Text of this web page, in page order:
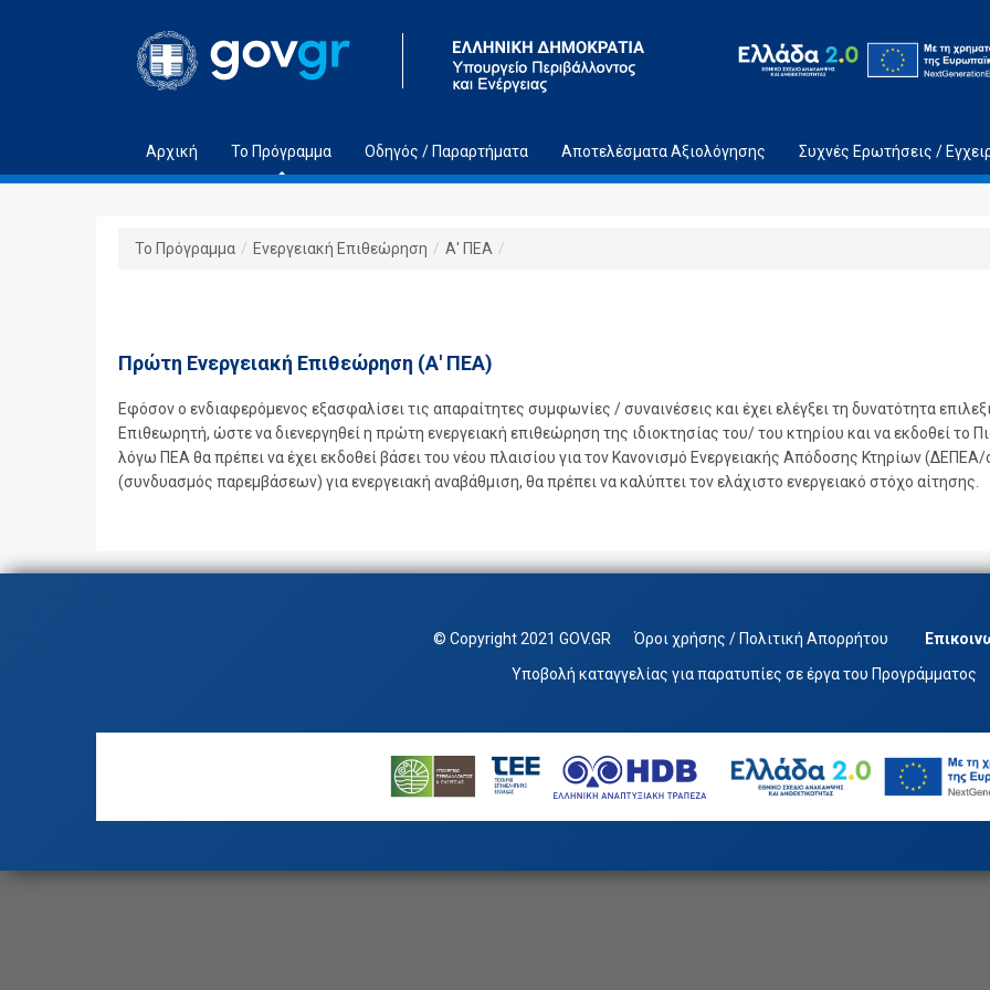
Αρχική Το Πρόγραμμα Οδηγός / Παραρτήματα Αποτελέσματα Αξιολόγησης Συχνές Ερωτήσεις /
Το Πρόγραμμα / Ενεργειακή Επιθεώρηση / Α' ΠΕΑ /
Πρώτη Ενεργειακή Επιθεώρηση (Α' ΠΕΑ)
Εφόσον ο ενδιαφερόμενος εξασφαλίσει τις απαραίτητες συμφωνίες / συναινέσεις και έχει ελέγξει τη δυνατότητα
Επιθεωρητή, ώστε να διενεργηθεί η πρώτη ενεργειακή επιθεώρηση της ιδιοκτησίας του/ του κτηρίου και να εκδοθεί το
λόγω ΠΕΑ θα πρέπει να έχει εκδοθεί βάσει του νέου πλαισίου για τον Κανονισμό Ενεργειακής Απόδοσης Κτηρίων
(συνδυασμός παρεμβάσεων) για ενεργειακή αναβάθμιση, θα πρέπει να καλύπτει τον ελάχιστο ενεργειακό στόχο αίτησης.
© Copyright 2021 GOV.GR Όροι χρήσης / Πολιτική Απορρήτου
Υποβολή καταγγελίας για παρατυπίες σε έργα του Προγράμματος